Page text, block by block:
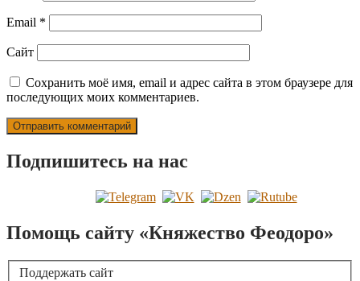
Email *
Сайт
Сохранить моё имя, email и адрес сайта в этом браузере для
последующих моих комментариев.
Подпишитесь на нас
Помощь сайту «Княжество Феодоро»
Поддержать сайт